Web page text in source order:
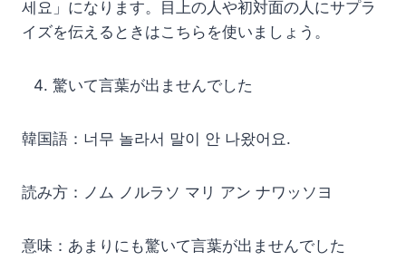
세요」になります。目上の人や初対面の人にサプラ
イズを伝えるときはこちらを使いましょう。
驚いて言葉が出ませんでした
韓国語：너무 놀라서 말이 안 나왔어요.
読み方：ノム ノルラソ マリ アン ナワッソヨ
意味：あまりにも驚いて言葉が出ませんでした